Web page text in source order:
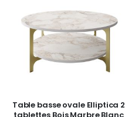
Table basse ovale Elliptica 2